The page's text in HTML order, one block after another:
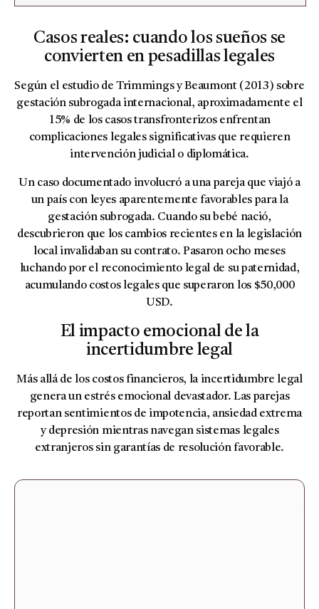
Casos reales: cuando los sueños se
convierten en pesadillas legales
Según el estudio de Trimmings y Beaumont (2013) sobre
gestación subrogada internacional, aproximadamente el
15% de los casos transfronterizos enfrentan
complicaciones legales significativas que requieren
intervención judicial o diplomática.
Un caso documentado involucró a una pareja que viajó a
un país con leyes aparentemente favorables para la
gestación subrogada. Cuando su bebé nació,
descubrieron que los cambios recientes en la legislación
local invalidaban su contrato. Pasaron ocho meses
luchando por el reconocimiento legal de su paternidad,
acumulando costos legales que superaron los $50,000
USD.
El impacto emocional de la
incertidumbre legal
Más allá de los costos financieros, la incertidumbre legal
genera un estrés emocional devastador. Las parejas
reportan sentimientos de impotencia, ansiedad extrema
y depresión mientras navegan sistemas legales
extranjeros sin garantías de resolución favorable.